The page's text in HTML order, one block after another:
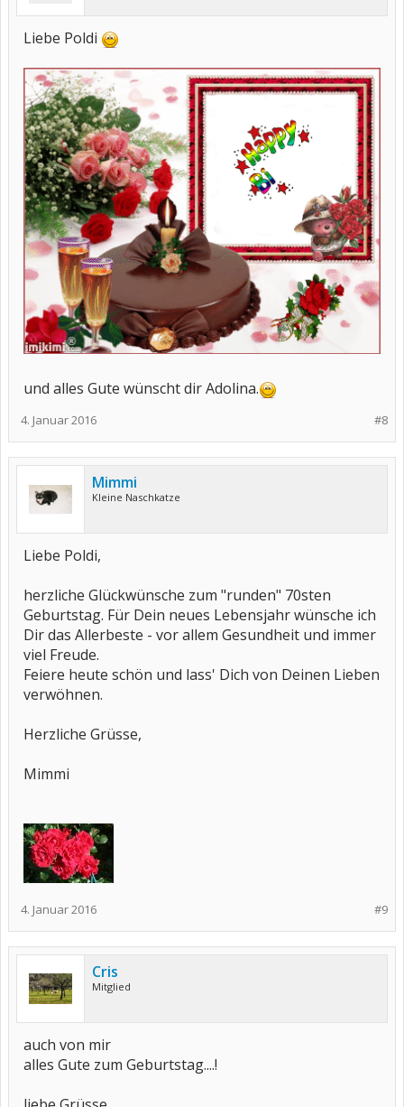
Liebe Poldi
und alles Gute wünscht dir Adolina.
#8
4. Januar 2016
Mimmi
Kleine Naschkatze
Liebe Poldi,
herzliche Glückwünsche zum "runden" 70sten
Geburtstag. Für Dein neues Lebensjahr wünsche ich
Dir das Allerbeste - vor allem Gesundheit und immer
viel Freude.
Feiere heute schön und lass' Dich von Deinen Lieben
verwöhnen.
Herzliche Grüsse,
Mimmi
#9
4. Januar 2016
Cris
Mitglied
auch von mir
alles Gute zum Geburtstag....!